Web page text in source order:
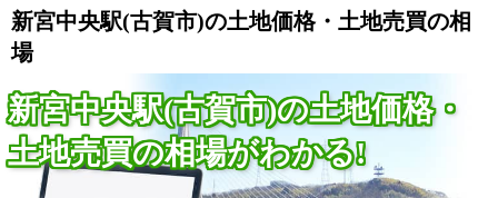
新宮中央駅(古賀市)の土地価格・土地売買の相
場
新宮中央駅(古賀市)の土地価格・
土地売買の相場がわかる!